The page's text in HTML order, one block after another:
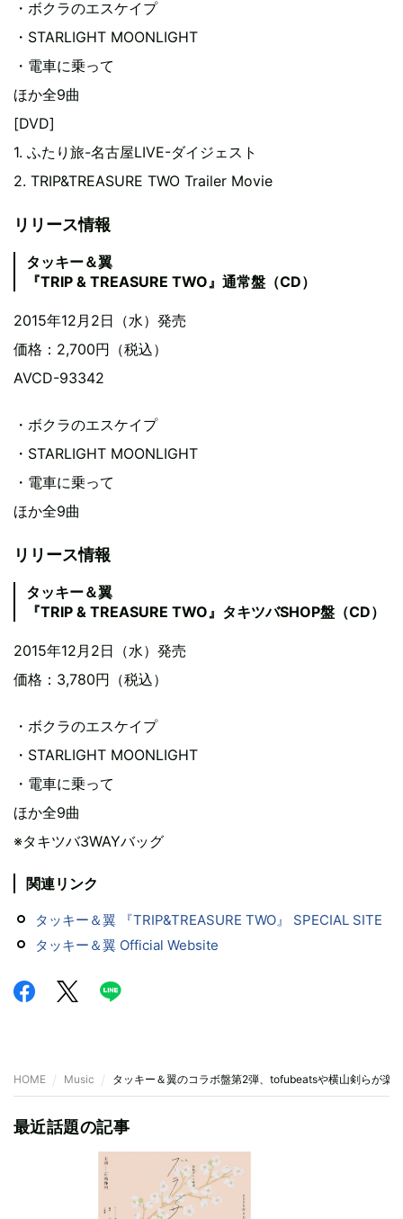
・ボクラのエスケイプ
・STARLIGHT MOONLIGHT
・電車に乗って
ほか全9曲
[DVD]
1. ふたり旅-名古屋LIVE-ダイジェスト
2. TRIP&TREASURE TWO Trailer Movie
リリース情報
タッキー＆翼
『TRIP & TREASURE TWO』通常盤（CD）
2015年12月2日（水）発売
価格：2,700円（税込）
AVCD-93342
・ボクラのエスケイプ
・STARLIGHT MOONLIGHT
・電車に乗って
ほか全9曲
リリース情報
タッキー＆翼
『TRIP & TREASURE TWO』タキツバSHOP盤（CD）
2015年12月2日（水）発売
価格：3,780円（税込）
・ボクラのエスケイプ
・STARLIGHT MOONLIGHT
・電車に乗って
ほか全9曲
※タキツバ3WAYバッグ
関連リンク
タッキー＆翼 『TRIP&TREASURE TWO』 SPECIAL SITE
タッキー＆翼 Official Website
HOME Music タッキー＆翼のコラボ盤第2弾、tofubeatsや横山剣らが楽
最近話題の記事